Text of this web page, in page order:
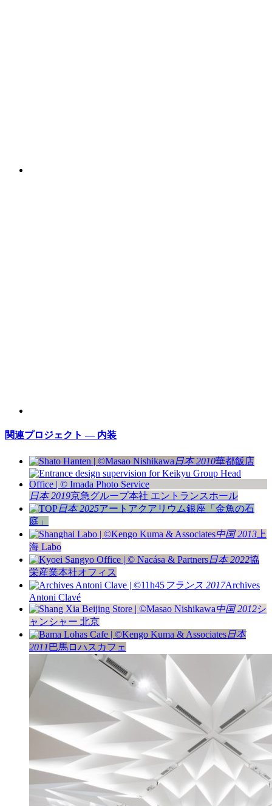
関連プロジェクト — 内装
日本 2010華都飯店
日本 2019京急グループ本社 エントランスホール
日本 2025アートアクアリウム銀座「金魚の石
庭」
中国 2013 上
海 Labo
日本 2022協
栄産業本社オフィス
フランス 2017Archives
Antoni Clavé
中国 2012シ
ャンシャー 北京
日本
2011 巴馬ロハスカフェ